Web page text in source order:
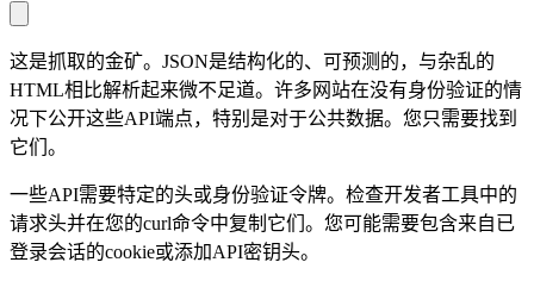
这是抓取的金矿。JSON是结构化的、可预测的，与杂乱的
HTML相比解析起来微不足道。许多网站在没有身份验证的情
况下公开这些API端点，特别是对于公共数据。您只需要找到
它们。
一些API需要特定的头或身份验证令牌。检查开发者工具中的
请求头并在您的curl命令中复制它们。您可能需要包含来自已
登录会话的cookie或添加API密钥头。